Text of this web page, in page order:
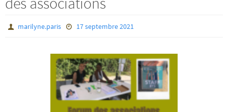
marilyne.paris 17 septembre 2021